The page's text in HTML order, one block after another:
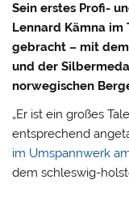
Sein erstes Profi-
Lennard Kämna im
gebracht – mit
und der
norwegischen
„Er ist ein großes
entsprechend
im Umspannwerk
dem schleswig-